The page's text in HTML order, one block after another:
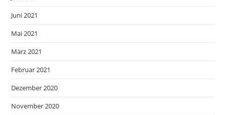
Juni 2021
Mai 2021
März 2021
Februar 2021
Dezember 2020
November 2020